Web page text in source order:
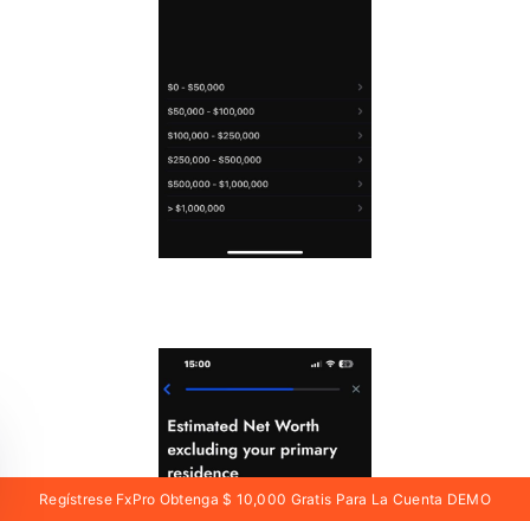
Regístrese FxPro Obtenga $ 10,000 Gratis Para La Cuenta DEMO